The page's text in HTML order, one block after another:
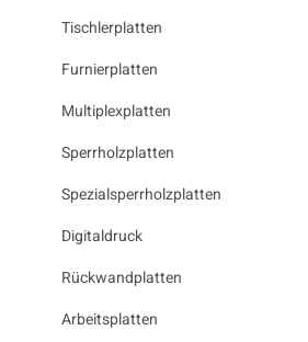
Tischlerplatten
Furnierplatten
Multiplexplatten
Sperrholzplatten
Spezialsperrholzplatten
Digitaldruck
Rückwandplatten
Arbeitsplatten